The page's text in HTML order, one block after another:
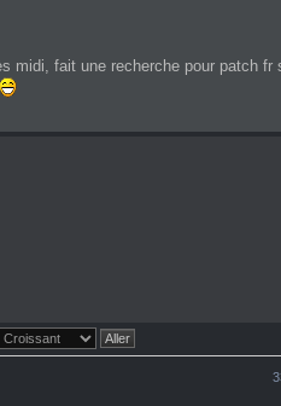
fait une recherche pour patch